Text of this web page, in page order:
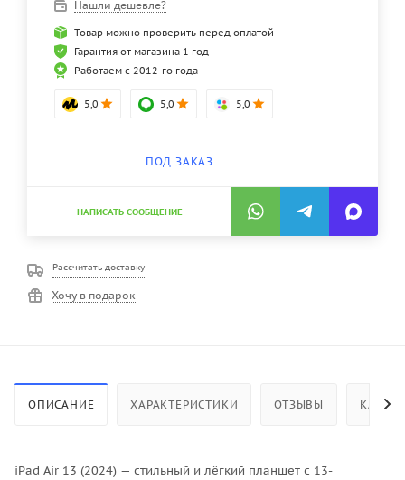
Нашли дешевле?
Товар можно проверить перед оплатой
Гарантия от магазина 1 год
Работаем с 2012-го года
5,0 5,0 5,0
ПОД ЗАКАЗ
НАПИСАТЬ СООБЩЕНИЕ
Рассчитать доставку
Хочу в подарок
ОПИСАНИЕ ХАРАКТЕРИСТИКИ ОТЗЫВЫ КАК
iPad Air 13 (2024) — стильный и лёгкий планшет с 13-